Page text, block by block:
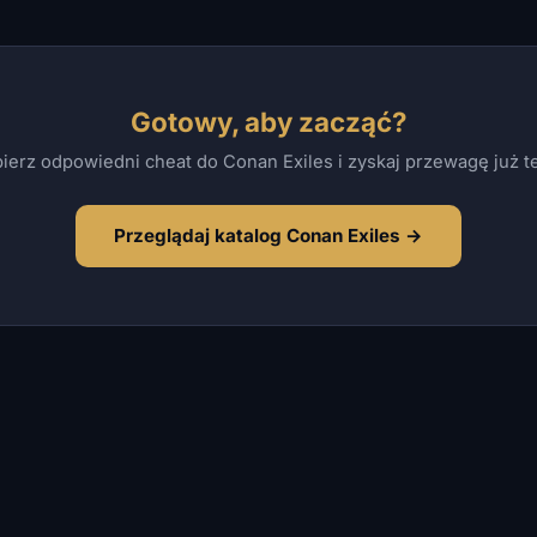
Gotowy, aby zacząć?
odpowiedni cheat do Conan Exiles i zyskaj przewagę już
Przeglądaj katalog Conan Exiles →